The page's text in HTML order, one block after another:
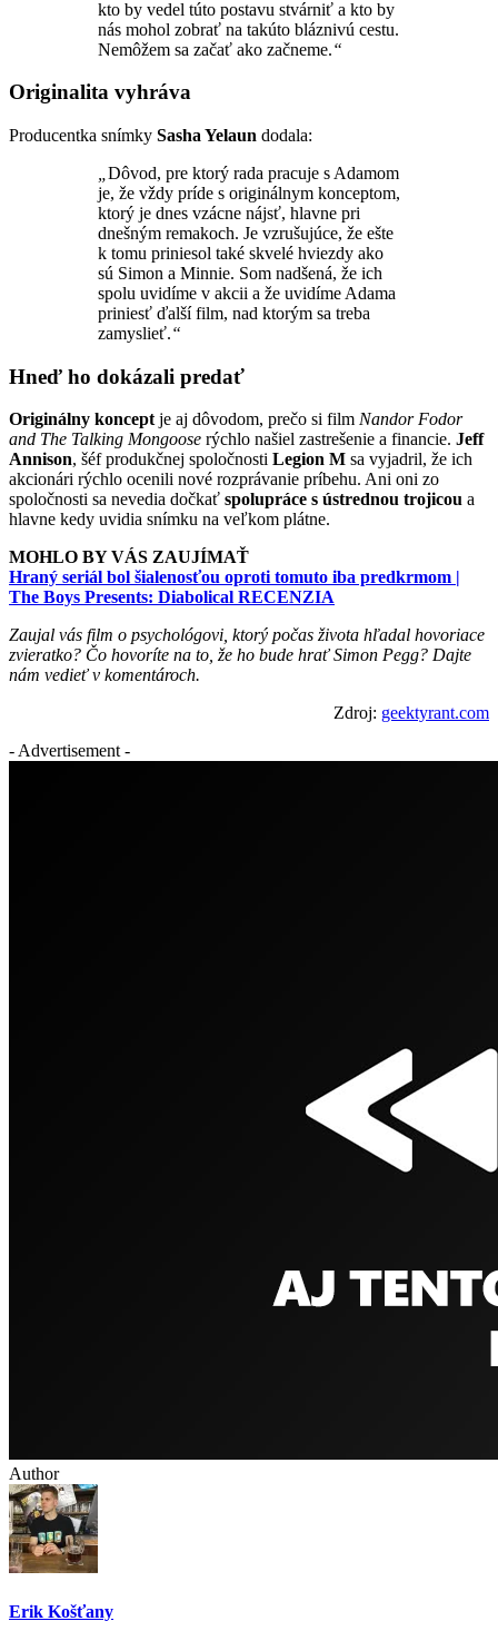
kto by vedel túto postavu stvárniť a kto by
nás mohol zobrať na takúto bláznivú cestu.
Nemôžem sa začať ako začneme.“
Originalita vyhráva
Producentka snímky Sasha Yelaun dodala:
Dôvod, pre ktorý rada pracuje s Adamom
je, že vždy príde s originálnym konceptom,
ktorý je dnes vzácne nájsť, hlavne pri
dnešným remakoch. Je vzrušujúce, že ešte
k tomu priniesol také skvelé hviezdy ako
sú Simon a Minnie. Som nadšená, že ich
spolu uvidíme v akcii a že uvidíme Adama
priniesť ďalší film, nad ktorým sa treba
zamyslieť.“
Hneď ho dokázali predať
Originálny koncept je aj dôvodom, prečo si film Nandor Fodor
and The Talking Mongoose rýchlo našiel zastrešenie a financie. Jeff
Annison, šéf produkčnej spoločnosti Legion M sa vyjadril, že ich
akcionári rýchlo ocenili nové rozprávanie príbehu. Ani oni zo
spoločnosti sa nevedia dočkať spolupráce s ústrednou trojicou a
hlavne kedy uvidia snímku na veľkom plátne.
MOHLO BY VÁS ZAUJÍMAŤ
Hraný seriál bol šialenosťou oproti tomuto iba predkrmom |
The Boys Presents: Diabolical RECENZIA
Zaujal vás film o psychológovi, ktorý počas života hľadal hovoriace
zvieratko? Čo hovoríte na to, že ho bude hrať Simon Pegg? Dajte
nám vedieť v komentároch.
Zdroj: geektyrant.com
- Advertisement -
Author
Erik Košťany